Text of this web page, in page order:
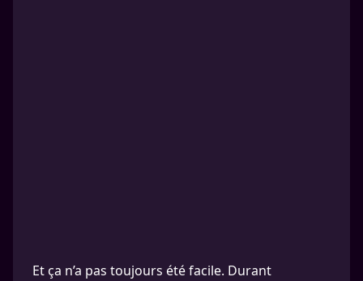
Et ça n’a pas toujours été facile. Durant